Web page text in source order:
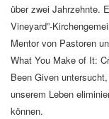
über zwei Jahrzehnte.
Vineyard”-
Mentor von Pastoren
What You Make of It:
Been Given
unserem Leben
können.